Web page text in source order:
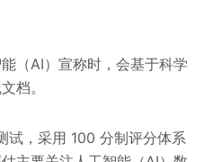
（AI）宣称时，会基于科学
档。
试，采用 100 分制评分体系